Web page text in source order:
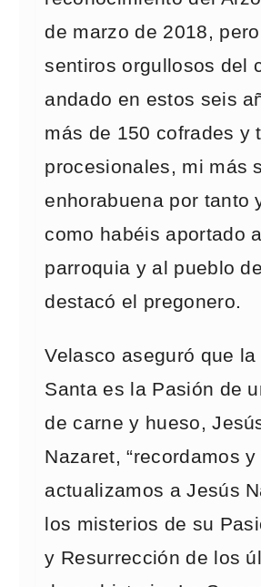
de marzo de 2018,
sentiros orgullosos del
andado en estos seis
más de 150 cofrades y
procesionales, mi más
enhorabuena por tanto
como habéis aportado
parroquia y al pueblo
destacó el pregonero.
Velasco aseguró que la
Santa es la Pasión de
de carne y hueso,
Nazaret, “recordamos y
actualizamos a Jesús
los misterios de su
y Resurrección de los